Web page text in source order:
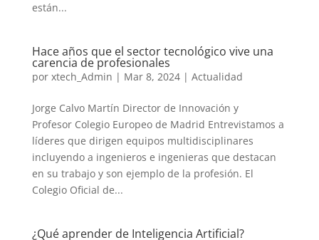
están...
Hace años que el sector tecnológico vive una
carencia de profesionales
por xtech_Admin | Mar 8, 2024| Actualidad
Jorge Calvo Martín Director de Innovación y
Profesor Colegio Europeo de Madrid Entrevistamos a
líderes que dirigen equipos multidisciplinares
incluyendo a ingenieros e ingenieras que destacan
en su trabajo y son ejemplo de la profesión. El
Colegio Oficial de...
¿Qué aprender de Inteligencia Artificial?